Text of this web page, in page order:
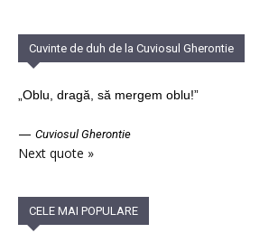
Cuvinte de duh de la Cuviosul Gherontie
„Oblu, dragă, să mergem oblu!”
— Cuviosul Gherontie
Next quote »
CELE MAI POPULARE